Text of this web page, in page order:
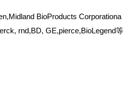
BioProducts Corporationa
rnd,BD, GE,pierce,BioLegend等